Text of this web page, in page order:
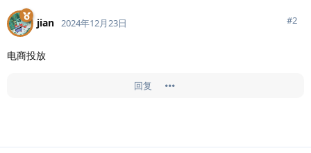
jian 2024年12月23日 #2
电商投放
回复